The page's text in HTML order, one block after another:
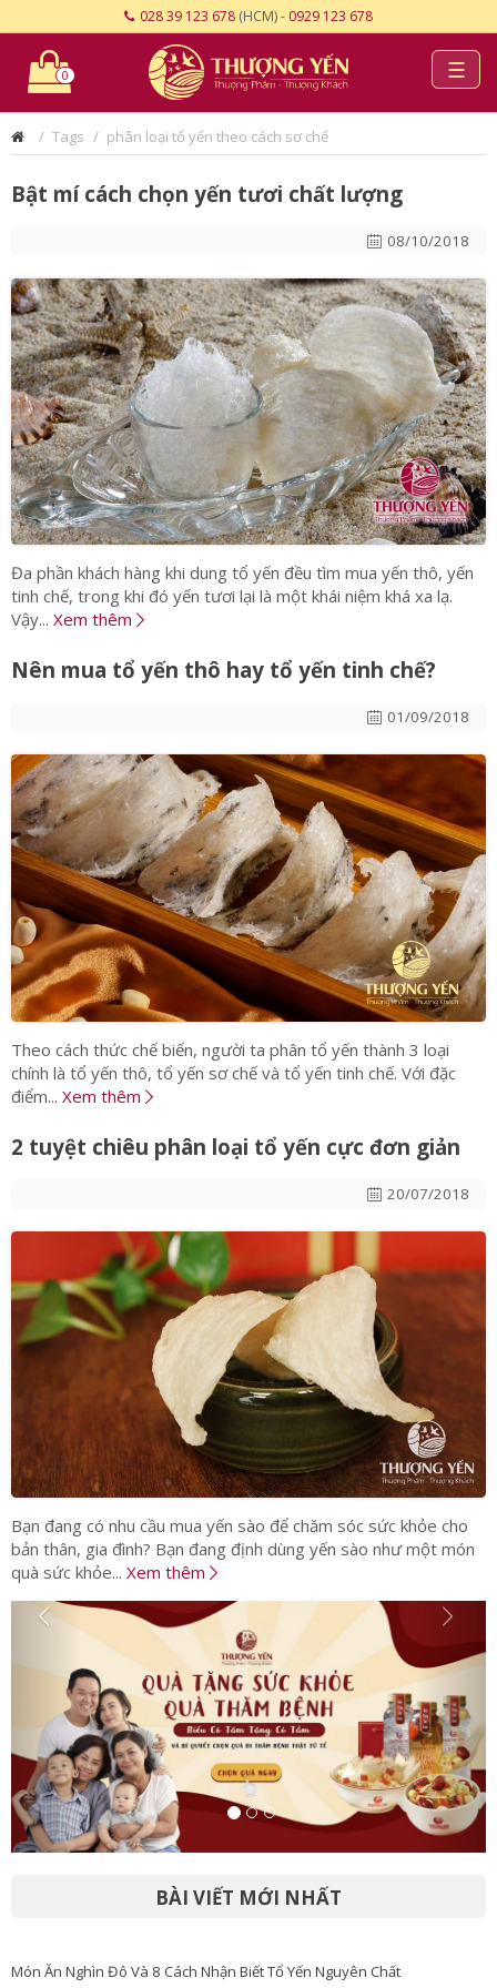
028 39 123 678 (HCM) - 0929 123 678
☰
0
Tags phân loại tổ yến theo cách sơ chế
Bật mí cách chọn yến tươi chất lượng
08/10/2018
Đa phần khách hàng khi dung tổ yến đều tìm mua yến thô, yến
tinh chế, trong khi đó yến tươi lại là một khái niệm khá xa lạ.
Vậy... Xem thêm
Nên mua tổ yến thô hay tổ yến tinh chế?
01/09/2018
Theo cách thức chế biến, người ta phân tổ yến thành 3 loại
chính là tổ yến thô, tổ yến sơ chế và tổ yến tinh chế. Với đặc
điểm... Xem thêm
2 tuyệt chiêu phân loại tổ yến cực đơn giản
20/07/2018
Bạn đang có nhu cầu mua yến sào để chăm sóc sức khỏe cho
bản thân, gia đình? Bạn đang định dùng yến sào như một món
quà sức khỏe... Xem thêm
BÀI VIẾT MỚI NHẤT
Món Ăn Nghìn Đô Và 8 Cách Nhận Biết Tổ Yến Nguyên Chất